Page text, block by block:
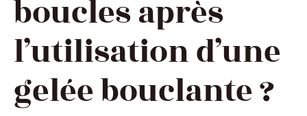
boucles après
l’utilisation d’une
gelée bouclante ?